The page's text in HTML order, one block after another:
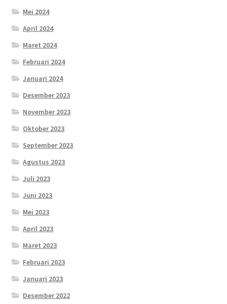
Mei 2024
April 2024
Maret 2024
Februari 2024
Januari 2024
Desember 2023
November 2023
Oktober 2023
September 2023
Agustus 2023
Juli 2023
Juni 2023
Mei 2023
April 2023
Maret 2023
Februari 2023
Januari 2023
Desember 2022